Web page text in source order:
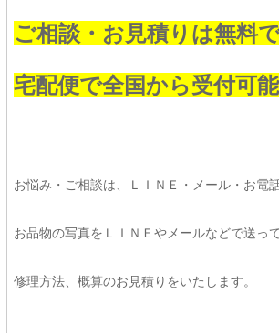
ご相談・お見積りは無料
宅配便で全国から受付可能
お悩み・ご相談は、ＬＩＮＥ・メール・お電
お品物の写真をＬＩＮＥやメールなどで送っ
修理方法、概算のお見積りをいたします。